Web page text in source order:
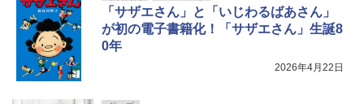
「サザエさん」と「いじわるばあさん」
が初の電子書籍化！「サザエさん」生誕8
0年
2026年4月22日